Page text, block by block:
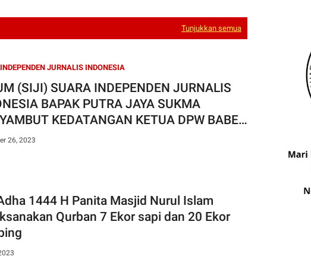
Tunjukkan semua
JURNALIS INDONESIA
(SIJI) SUARA INDEPENDEN JURNALIS
BAPAK PUTRA JAYA SUKMA
KEDATANGAN KETUA DPW BABEL
BABAR
26, 2023
H Panita Masjid Nurul Islam
Qurban 7 Ekor sapi dan 20 Ekor